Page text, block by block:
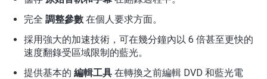
完全 調整參數 在個人要求方面。
採用強大的加速技術，可在幾分鐘內以 6 倍甚至更快的
速度翻錄受區域限制的藍光。
提供基本的 編輯工具 在轉換之前編輯 DVD 和藍光電